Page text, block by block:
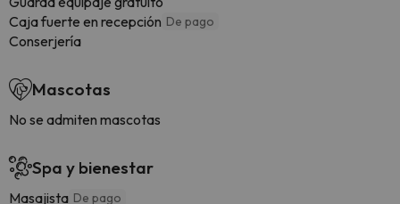
Caja fuerte en recepción De pago
Conserjería
Mascotas
No se admiten mascotas
Spa y bienestar
Masajista De pago